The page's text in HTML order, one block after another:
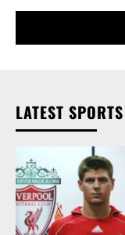
LATEST